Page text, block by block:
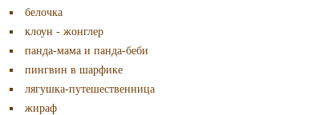
белочка
клоун - жонглер
панда-мама и панда-беби
пингвин в шарфике
лягушка-путешественница
жираф